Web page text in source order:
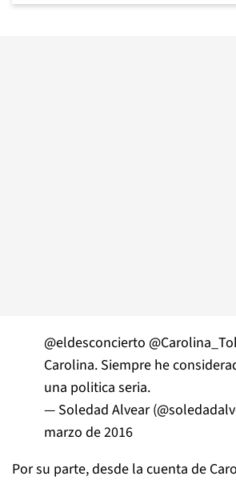
@eldesconcierto
Carolina. Siempre he
una politica seria.
— Soledad Alvear
marzo de 2016
Por su parte, desde la cuenta de